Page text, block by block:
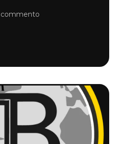
commento